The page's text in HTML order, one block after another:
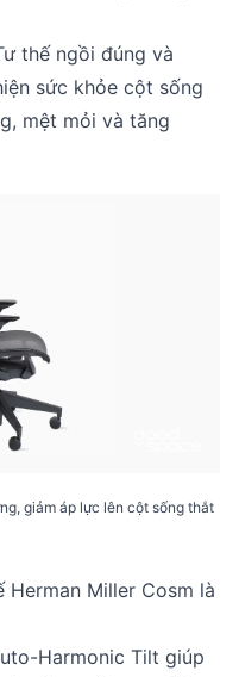
thế ngồi đúng và
sức khỏe cột sống
mệt mỏi và tăng
giảm áp lực lên cột sống thắt
Herman Miller Cosm là
Harmonic Tilt giúp